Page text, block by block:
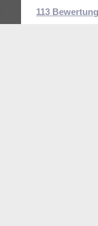
113